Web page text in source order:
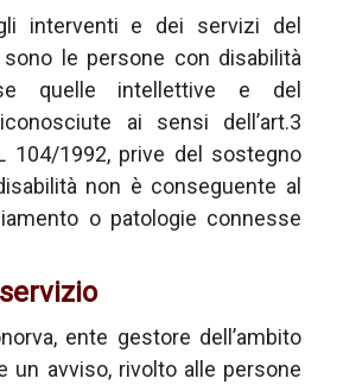
interventi e dei servizi del
le persone con disabilità
quelle intellettive e del
ai sensi dell’art.3
104/1992, prive del sostegno
non è conseguente al
o patologie connesse
ente gestore dell’ambito
un avviso, rivolto alle persone